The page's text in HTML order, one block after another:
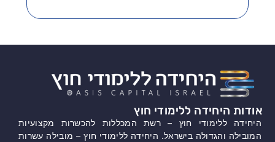
אודות היחידה ללימודי חוץ
היחידה ללימודי חוץ – רשת המכללות להכשרות מקצועיות
המובילה והגדולה בישראל. היחידה ללימודי חוץ – מובילה עשרות